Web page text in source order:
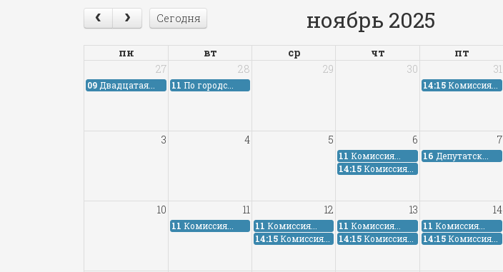
Сегодня ноябрь 2025
пн вт ср чт пт
27
28 29 30 31
09 Двадцатая... 11 По городс... 14:15 Комиссия...
3 4 5 6 7
11 Комиссия... 16 Депутатск...
14:15 Комиссия...
10 11 12 13 14
11 Комиссия... 11 Комиссия... 11 Комиссия... 11 Комиссия...
14:15 Комиссия... 14:15 Комиссия... 14:15 Комиссия...